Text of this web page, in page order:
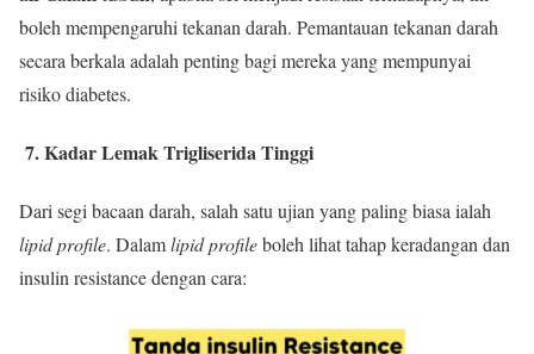
boleh mempengaruhi tekanan darah. Pemantauan tekanan darah
secara berkala adalah penting bagi mereka yang mempunyai
risiko diabetes.
7. Kadar Lemak Trigliserida Tinggi
Dari segi bacaan darah, salah satu ujian yang paling biasa ialah
lipid profile. Dalamlipid profileboleh lihat tahap keradangan dan
insulin resistance dengan cara: